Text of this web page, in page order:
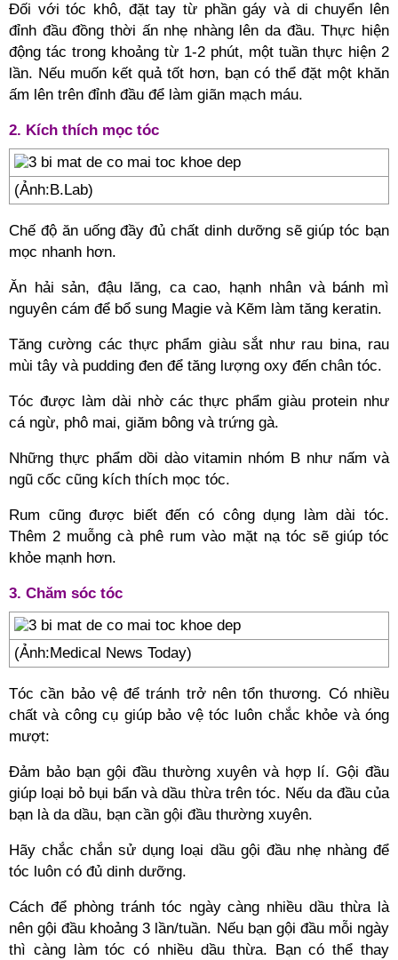
Đối với tóc khô, đặt tay từ phần gáy và di chuyển lên
đỉnh đầu đồng thời ấn nhẹ nhàng lên da đầu. Thực hiện
động tác trong khoảng từ 1-2 phút, một tuần thực hiện 2
lần. Nếu muốn kết quả tốt hơn, bạn có thể đặt một khăn
ấm lên trên đỉnh đầu để làm giãn mạch máu.
2. Kích thích mọc tóc
(Ảnh:B.Lab)
Chế độ ăn uống đầy đủ chất dinh dưỡng sẽ giúp tóc bạn
mọc nhanh hơn.
Ăn hải sản, đậu lăng, ca cao, hạnh nhân và bánh mì
nguyên cám để bổ sung Magie và Kẽm làm tăng keratin.
Tăng cường các thực phẩm giàu sắt như rau bina, rau
mùi tây và pudding đen để tăng lượng oxy đến chân tóc.
Tóc được làm dài nhờ các thực phẩm giàu protein như
cá ngừ, phô mai, giăm bông và trứng gà.
Những thực phẩm dồi dào vitamin nhóm B như nấm và
ngũ cốc cũng kích thích mọc tóc.
Rum cũng được biết đến có công dụng làm dài tóc.
Thêm 2 muỗng cà phê rum vào mặt nạ tóc sẽ giúp tóc
khỏe mạnh hơn.
3. Chăm sóc tóc
(Ảnh:Medical News Today)
Tóc cần bảo vệ để tránh trở nên tổn thương. Có nhiều
chất và công cụ giúp bảo vệ tóc luôn chắc khỏe và óng
mượt:
Đảm bảo bạn gội đầu thường xuyên và hợp lí. Gội đầu
giúp loại bỏ bụi bẩn và dầu thừa trên tóc. Nếu da đầu của
bạn là da dầu, bạn cần gội đầu thường xuyên.
Hãy chắc chắn sử dụng loại dầu gội đầu nhẹ nhàng để
tóc luôn có đủ dinh dưỡng.
Cách để phòng tránh tóc ngày càng nhiều dầu thừa là
nên gội đầu khoảng 3 lần/tuần. Nếu bạn gội đầu mỗi ngày
thì càng làm tóc có nhiều dầu thừa. Bạn có thể thay